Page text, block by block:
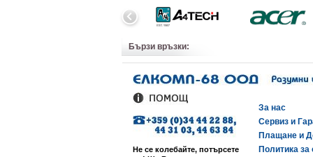
Бързи връзки:
Не се колебайте, потърсете
За нас
Сервиз и
Плащане и
Политика за